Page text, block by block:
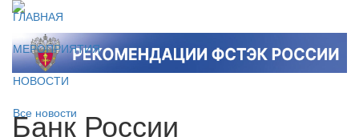
ГЛАВНАЯ
МЕРОПРИЯТИЯ
НОВОСТИ
Все новости
Банк России